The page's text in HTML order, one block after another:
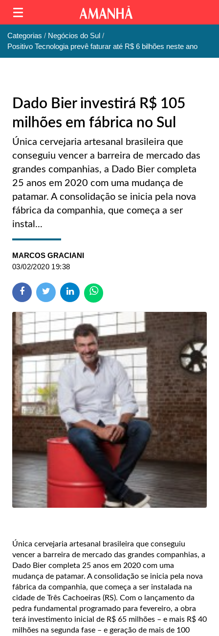
Categorias
Negócios do Sul
Positivo Tecnologia prevê faturar até R$ 6 bilhões neste ano
Dado Bier investirá R$ 105
milhões em fábrica no Sul
Única cervejaria artesanal brasileira que
conseguiu vencer a barreira de mercado das
grandes companhias, a Dado Bier completa
25 anos em 2020 com uma mudança de
patamar. A consolidação se inicia pela nova
fábrica da companhia, que começa a ser
instal...
MARCOS GRACIANI
03/02/2020 19:38
Única cervejaria artesanal brasileira que conseguiu
vencer a barreira de mercado das grandes companhias, a
Dado Bier completa 25 anos em 2020 com uma
mudança de patamar. A consolidação se inicia pela nova
fábrica da companhia, que começa a ser instalada na
cidade de Três Cachoeiras (RS). Com o lançamento da
pedra fundamental programado para fevereiro, a obra
terá investimento inicial de R$ 65 milhões – e mais R$ 40
milhões na segunda fase – e geração de mais de 100